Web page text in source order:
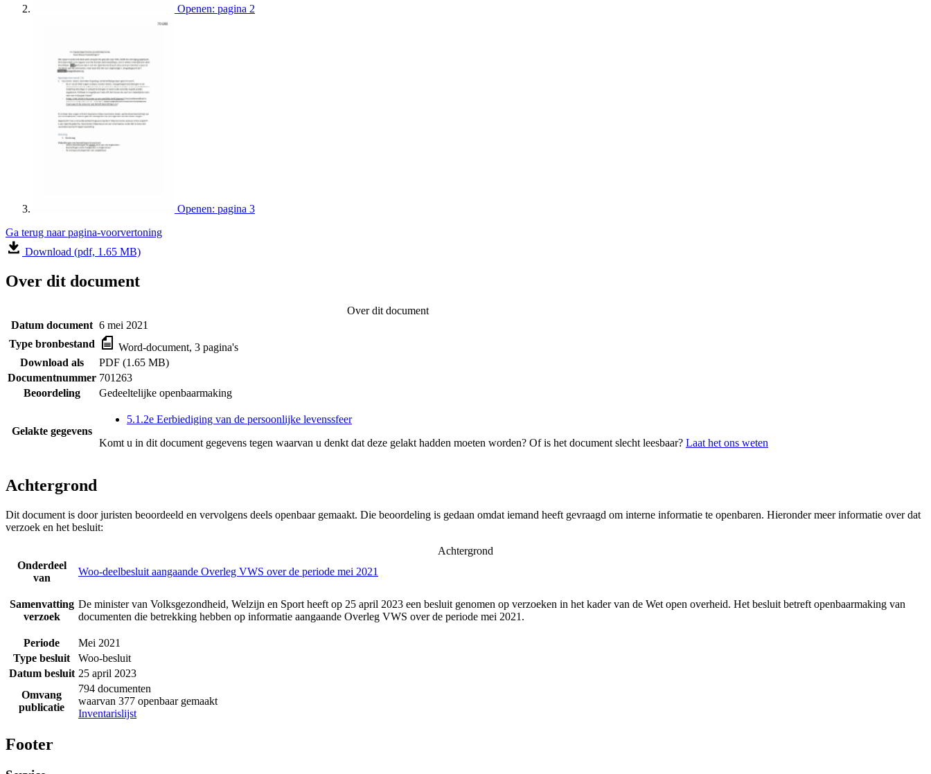
Openen: pagina 2
Openen: pagina 3
Ga terug naar pagina-voorvertoning
Download (pdf, 1.65 MB)
Over dit document
Over dit document
Datum document 6 mei 2021
Type bronbestand
Word-document, 3 pagina's
Download als
PDF (1.65 MB)
Documentnummer 701263
Beoordeling
Gedeeltelijke openbaarmaking
Gelakte gegevens
5.1.2e Eerbiediging van de persoonlijke levenssfeer
Komt u in dit document gegevens tegen waarvan u denkt dat deze gelakt hadden moeten worden? Of is het document slecht leesbaar? Laat het ons weten
Achtergrond
Dit document is door juristen beoordeeld en vervolgens deels openbaar gemaakt. Die beoordeling is gedaan omdat iemand heeft gevraagd om interne informatie te openbaren. Hieronder meer informatie over dat
verzoek en het besluit:
Achtergrond
Onderdeel
van
Woo-deelbesluit aangaande Overleg VWS over de periode mei 2021
Samenvatting
verzoek
De minister van Volksgezondheid, Welzijn en Sport heeft op 25 april 2023 een besluit genomen op verzoeken in het kader van de Wet open overheid. Het besluit betreft openbaarmaking van
documenten die betrekking hebben op informatie aangaande Overleg VWS over de periode mei 2021.
Periode
Mei 2021
Type besluit
Woo-besluit
Datum besluit 25 april 2023
Omvang
publicatie
794 documenten
waarvan 377 openbaar gemaakt
Inventarislijst
Footer